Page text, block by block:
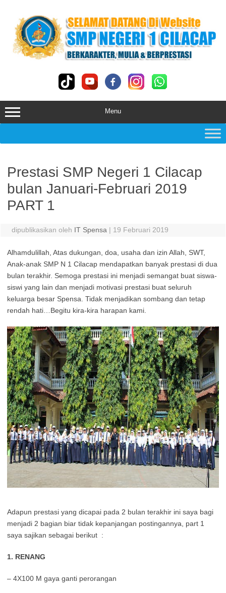
content
Menu
Prestasi SMP Negeri 1 Cilacap
bulan Januari-Februari 2019
PART 1
dipublikasikan oleh IT Spensa | 19 Februari 2019
Alhamdulillah, Atas dukungan, doa, usaha dan izin Allah, SWT,
Anak-anak SMP N 1 Cilacap mendapatkan banyak prestasi di dua
bulan terakhir. Semoga prestasi ini menjadi semangat buat siswa-
siswi yang lain dan menjadi motivasi prestasi buat seluruh
keluarga besar Spensa. Tidak menjadikan sombang dan tetap
rendah hati…Begitu kira-kira harapan kami.
Adapun prestasi yang dicapai pada 2 bulan terakhir ini saya bagi
menjadi 2 bagian biar tidak kepanjangan postingannya, part 1
saya sajikan sebagai berikut :
1. RENANG
– 4X100 M gaya ganti perorangan